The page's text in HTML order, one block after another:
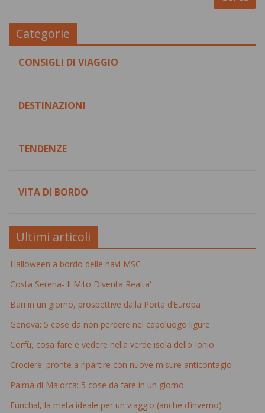
Categorie
CONSIGLI DI VIAGGIO
DESTINAZIONI
TENDENZE
VITA DI BORDO
Ultimi articoli
Halloween a bordo delle navi MSC
Costa Serena- Il Mito Diventa Realta'
Bari in un giorno, prospettive dalla Porta d’Europa
Genova: 5 cose da non perdere nel capoluogo ligure
Corfù, cosa fare e vedere nella verde isola dello Ionio
Crociere: pronte a ripartire con nuove misure anticontagio
Palma di Maiorca: 5 cose da fare in un giorno
Funchal, la meta ideale per un viaggio (anche d’inverno)